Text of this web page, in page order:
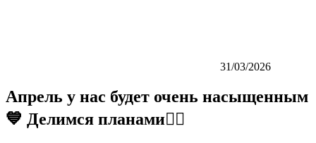
31/03/2026
Апрель у нас будет очень насыщенным
💙 Делимся планами👇🏼